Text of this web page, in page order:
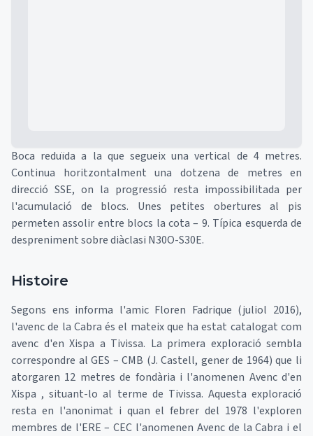
Boca reduïda a la que segueix una vertical de 4 metres.
Continua horitzontalment una dotzena de metres en
direcció SSE, on la progressió resta impossibilitada per
l'acumulació de blocs. Unes petites obertures al pis
permeten assolir entre blocs la cota – 9. Típica esquerda de
despreniment sobre diàclasi N30O-S30E.
Histoire
Segons ens informa l'amic Floren Fadrique (juliol 2016),
l'avenc de la Cabra és el mateix que ha estat catalogat com
avenc d'en Xispa a Tivissa. La primera exploració sembla
correspondre al GES – CMB (J. Castell, gener de 1964) que li
atorgaren 12 metres de fondària i l'anomenen Avenc d'en
Xispa , situant-lo al terme de Tivissa. Aquesta exploració
resta en l'anonimat i quan el febrer del 1978 l'exploren
membres de l'ERE – CEC l'anomenen Avenc de la Cabra i el